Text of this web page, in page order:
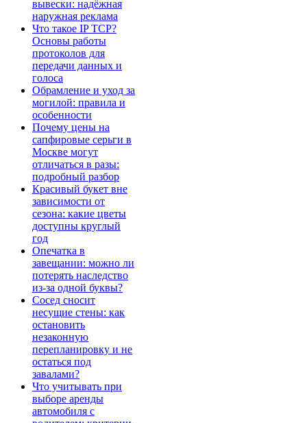
вывески: надёжная
наружная реклама
Что такое IP TCP?
Основы работы
протоколов для
передачи данных и
голоса
Обрамление и уход за
могилой: правила и
особенности
Почему цены на
сапфировые серьги в
Москве могут
отличаться в разы:
подробный разбор
Красивый букет вне
зависимости от
сезона: какие цветы
доступны круглый
год
Опечатка в
завещании: можно ли
потерять наследство
из-за одной буквы?
Сосед сносит
несущие стены: как
остановить
незаконную
перепланировку и не
остаться под
завалами?
Что учитывать при
выборе аренды
автомобиля с